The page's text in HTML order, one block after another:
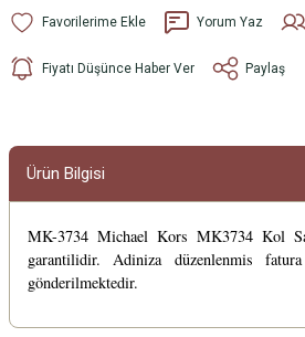
Yorum Yaz
Fiyatı Düşünce Haber Ver Paylaş
Ürün Bilgisi
MK-3734 Michael Kors MK3734 Kol
garantilidir. Adiniza düzenlenmis
gönderilmektedir.